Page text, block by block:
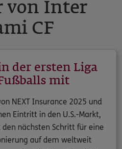
von Inter
CF
der ersten Liga
mit
NEXT Insurance 2025 und
Eintritt in den U.S.-Markt,
den nächsten Schritt für eine
auf dem weltweit